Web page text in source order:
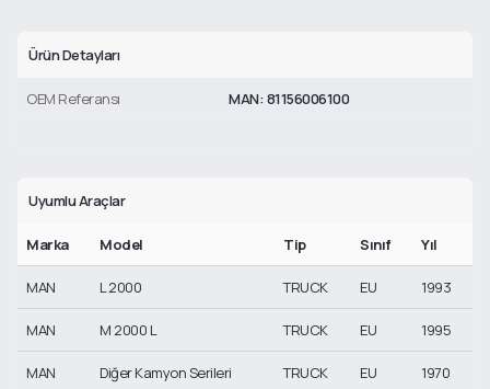
Ürün Detayları
OEM Referansı MAN: 81156006100
Uyumlu Araçlar
Marka Model Tip Sınıf Yıl
MAN L 2000 TRUCK EU 1993
MAN M 2000 L TRUCK EU 1995
MAN Diğer Kamyon Serileri TRUCK EU 1970